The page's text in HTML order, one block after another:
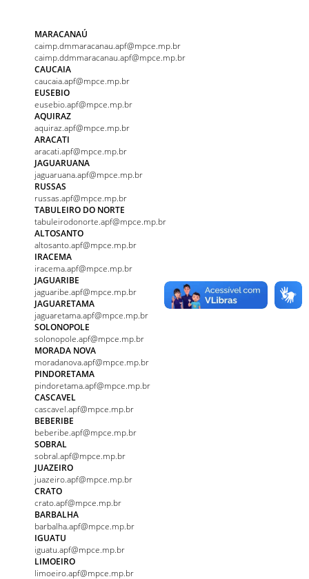
MARACANAÚ
caimp.dmmaracanau.apf@mpce.mp.br
caimp.ddmmaracanau.apf@mpce.mp.br
CAUCAIA
caucaia.apf@mpce.mp.br
EUSEBIO
eusebio.apf@mpce.mp.br
AQUIRAZ
aquiraz.apf@mpce.mp.br
ARACATI
aracati.apf@mpce.mp.br
JAGUARUANA
jaguaruana.apf@mpce.mp.br
RUSSAS
russas.apf@mpce.mp.br
TABULEIRO DO NORTE
tabuleirodonorte.apf@mpce.mp.br
ALTOSANTO
altosanto.apf@mpce.mp.br
IRACEMA
iracema.apf@mpce.mp.br
JAGUARIBE
jaguaribe.apf@mpce.mp.br
JAGUARETAMA
jaguaretama.apf@mpce.mp.br
SOLONOPOLE
solonopole.apf@mpce.mp.br
MORADA NOVA
moradanova.apf@mpce.mp.br
PINDORETAMA
pindoretama.apf@mpce.mp.br
CASCAVEL
cascavel.apf@mpce.mp.br
BEBERIBE
beberibe.apf@mpce.mp.br
SOBRAL
sobral.apf@mpce.mp.br
JUAZEIRO
juazeiro.apf@mpce.mp.br
CRATO
crato.apf@mpce.mp.br
BARBALHA
barbalha.apf@mpce.mp.br
IGUATU
iguatu.apf@mpce.mp.br
LIMOEIRO
limoeiro.apf@mpce.mp.br